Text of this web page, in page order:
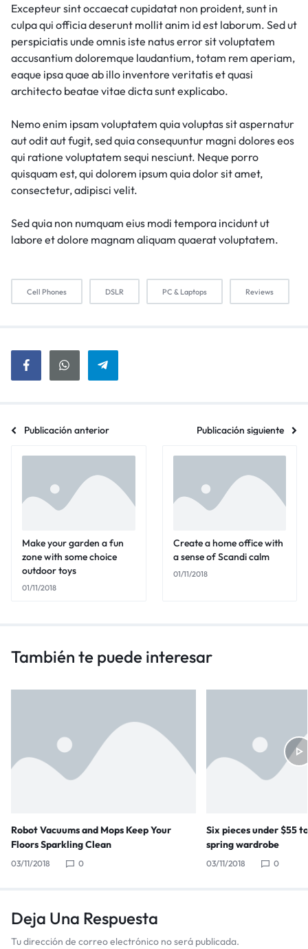
Excepteur sint occaecat cupidatat non proident, sunt in
culpa qui officia deserunt mollit anim id est laborum. Sed ut
perspiciatis unde omnis iste natus error sit voluptatem
accusantium doloremque laudantium, totam rem aperiam,
eaque ipsa quae ab illo inventore veritatis et quasi
architecto beatae vitae dicta sunt explicabo.
Nemo enim ipsam voluptatem quia voluptas sit aspernatur
aut odit aut fugit, sed quia consequuntur magni dolores eos
qui ratione voluptatem sequi nesciunt. Neque porro
quisquam est, qui dolorem ipsum quia dolor sit amet,
consectetur, adipisci velit.
Sed quia non numquam eius modi tempora incidunt ut
labore et dolore magnam aliquam quaerat voluptatem.
Cell Phones DSLR PC & Laptops Reviews
Publicación anterior Publicación siguiente
Make your garden a fun
zone with some choice
outdoor toys
01/11/2018
Create a home office with
a sense of Scandi calm
01/11/2018
También te puede interesar
Robot Vacuums and Mops Keep Your
Floors Sparkling Clean
03/11/2018 0
Six pieces under $55
spring wardrobe
03/11/2018 0
Deja Una Respuesta
Tu dirección de correo electrónico no será publicada.